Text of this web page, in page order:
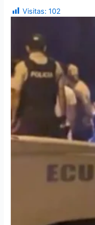
Visitas: 102